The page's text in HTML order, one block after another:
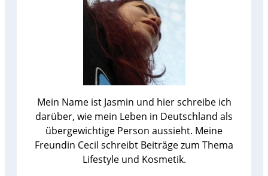
Mein Name ist Jasmin und hier schreibe ich
darüber, wie mein Leben in Deutschland als
übergewichtige Person aussieht. Meine
Freundin Cecil schreibt Beiträge zum Thema
Lifestyle und Kosmetik.